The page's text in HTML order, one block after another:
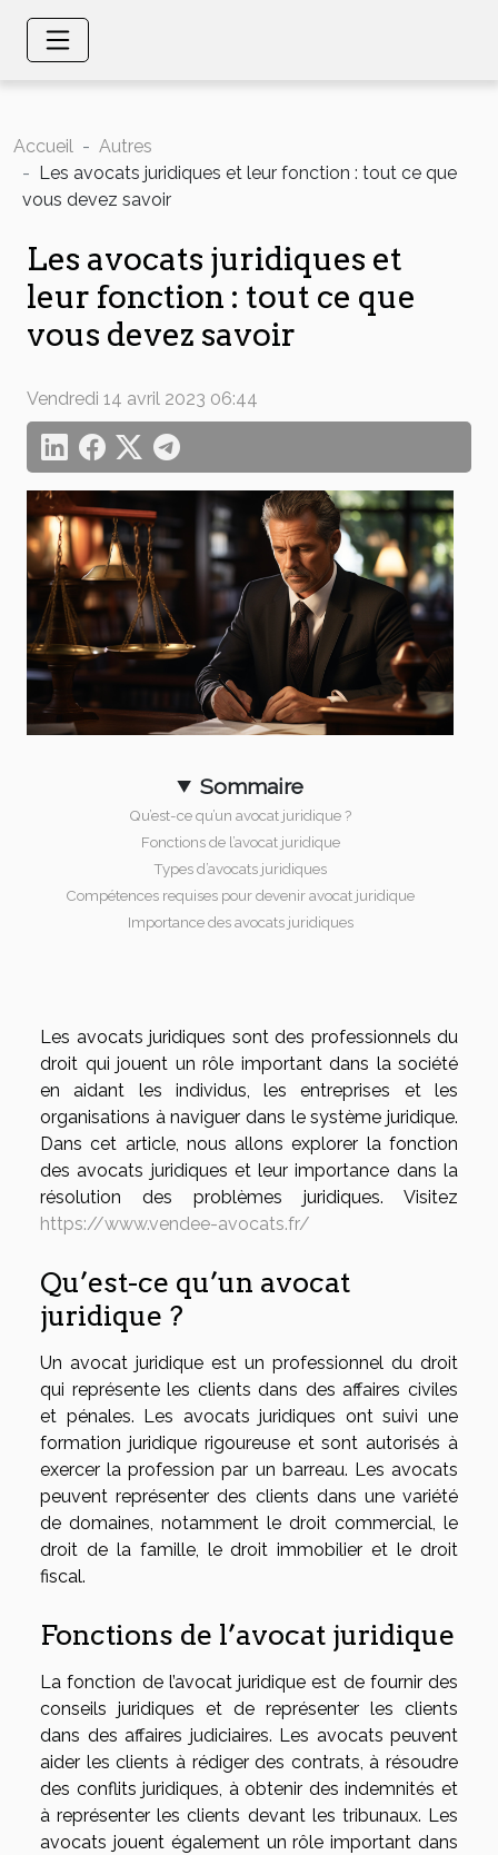
Accueil
Autres
Les avocats juridiques et leur fonction : tout ce que
vous devez savoir
Les avocats juridiques et
leur fonction : tout ce que
vous devez savoir
Vendredi 14 avril 2023 06:44
Sommaire
Qu’est-ce qu’un avocat juridique ?
Fonctions de l’avocat juridique
Types d’avocats juridiques
Compétences requises pour devenir avocat juridique
Importance des avocats juridiques
Les avocats juridiques sont des professionnels du
droit qui jouent un rôle important dans la société
en aidant les individus, les entreprises et les
organisations à naviguer dans le système juridique.
Dans cet article, nous allons explorer la fonction
des avocats juridiques et leur importance dans la
résolution des problèmes juridiques. Visitez
https://www.vendee-avocats.fr/
Qu’est-ce qu’un avocat
juridique ?
Un avocat juridique est un professionnel du droit
qui représente les clients dans des affaires civiles
et pénales. Les avocats juridiques ont suivi une
formation juridique rigoureuse et sont autorisés à
exercer la profession par un barreau. Les avocats
peuvent représenter des clients dans une variété
de domaines, notamment le droit commercial, le
droit de la famille, le droit immobilier et le droit
fiscal.
Fonctions de l’avocat juridique
La fonction de l’avocat juridique est de fournir des
conseils juridiques et de représenter les clients
dans des affaires judiciaires. Les avocats peuvent
aider les clients à rédiger des contrats, à résoudre
des conflits juridiques, à obtenir des indemnités et
à représenter les clients devant les tribunaux. Les
avocats jouent également un rôle important dans